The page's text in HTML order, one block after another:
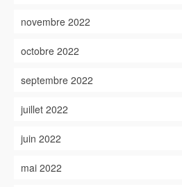
novembre 2022
octobre 2022
septembre 2022
juillet 2022
juin 2022
mai 2022